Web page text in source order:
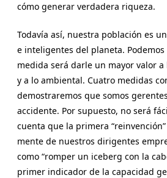
cómo generar verdadera riqueza.
Todavía así, nuestra población es
e inteligentes del planeta. Podemos
medida será darle un mayor valor
y a lo ambiental. Cuatro medidas
demostraremos que somos
accidente. Por supuesto, no será
cuenta que la primera
mente de nuestros dirigentes
como “romper un iceberg con la
primer indicador de la capacidad